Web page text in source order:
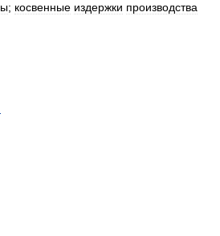
; косвенные издержки производства